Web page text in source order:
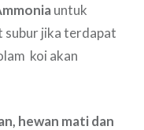
untuk
subur jika terdapat
koi akan
hewan mati dan